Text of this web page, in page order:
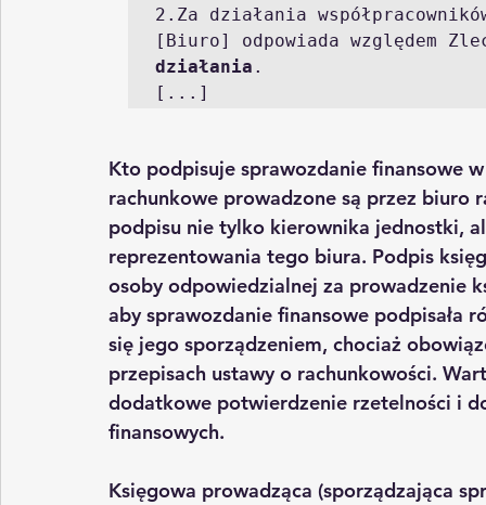
2.Za działania
[Biuro] odpowiada względem
działania .
[...]
Kto podpisuje sprawozdanie finansowe
rachunkowe prowadzone są przez biuro
podpisu nie tylko kierownika jednostki,
reprezentowania tego biura. Podpis
osoby odpowiedzialnej za prowadzenie
aby sprawozdanie finansowe podpisała
się jego sporządzeniem, chociaż
przepisach ustawy o rachunkowości.
dodatkowe potwierdzenie rzetelności i
finansowych.
Księgowa prowadząca (sporządzająca